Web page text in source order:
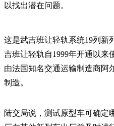
以找出潜在问题。
这是武吉班让轻轨系统19列新
吉班让轻轨自1999年开通以来
由法国知名交通运输制造商阿
制造。
陆交局说，测试原型车可确定